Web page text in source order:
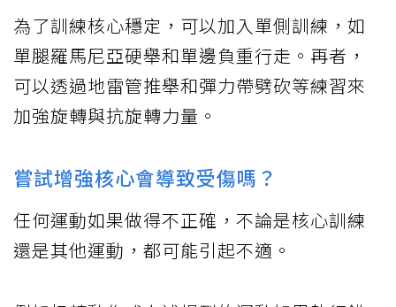
為了訓練核心穩定，可以加入單側訓練，如
單腿羅馬尼亞硬舉和單邊負重行走。再者，
可以透過地雷管推舉和彈力帶劈砍等練習來
加強旋轉與抗旋轉力量。
嘗試增強核心會導致受傷嗎？
任何運動如果做得不正確，不論是核心訓練
還是其他運動，都可能引起不適。